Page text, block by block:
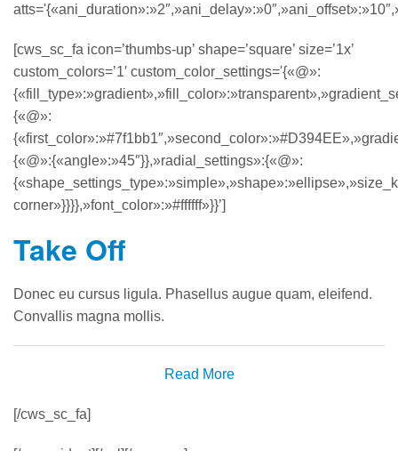
[cws_sc_fa icon=’thumbs-up’ shape=’square’ size=’1x’
custom_colors=’1′ custom_color_settings='{«@»:
{«@»:
{«@»:{«angle»:»45″}},»radial_settings»:{«@»:
corner»}}}},»font_color»:»#ffffff»}}’]
Take Off
Donec eu cursus ligula. Phasellus augue quam, eleifend.
Convallis magna mollis.
Read More
[/cws_sc_fa]